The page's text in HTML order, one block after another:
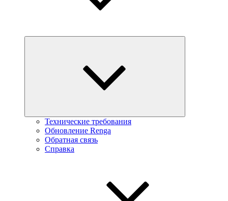
Технические требования
Обновление Renga
Обратная связь
Справка